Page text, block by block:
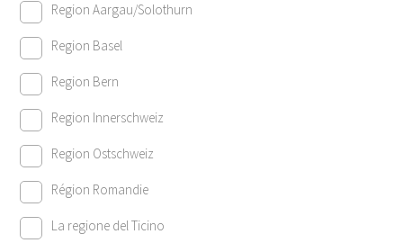
Region Aargau/Solothurn
Region Basel
Region Bern
Region Innerschweiz
Region Ostschweiz
Région Romandie
La regione del Ticino